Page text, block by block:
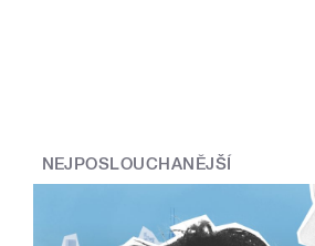
NEJPOSLOUCHANĚJŠÍ